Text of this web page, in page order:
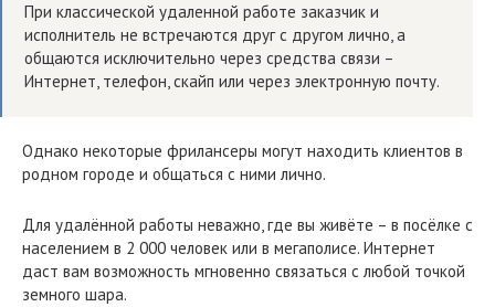
При классической удаленной работе заказчик и
исполнитель не встречаются друг с другом лично, а
общаются исключительно через средства связи –
Интернет, телефон, скайп или через электронную почту.
Однако некоторые фрилансеры могут находить клиентов в
родном городе и общаться с ними лично.
Для удалённой работы неважно, где вы живёте – в посёлке с
населением в 2 000 человек или в мегаполисе. Интернет
даст вам возможность мгновенно связаться с любой точкой
земного шара.